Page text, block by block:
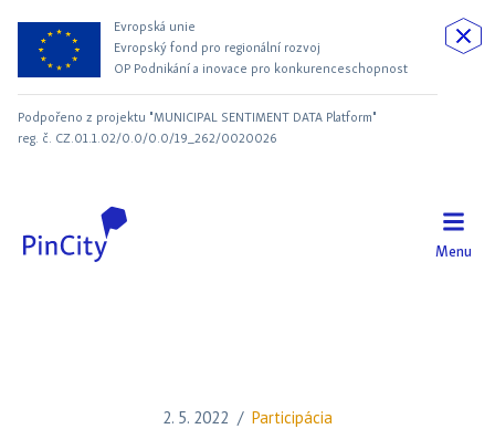
Evropská unie
Evropský fond pro regionální rozvoj
OP Podnikání a inovace pro konkurenceschopnost
Podpořeno z projektu "MUNICIPAL SENTIMENT DATA Platform"
reg. č. CZ.01.1.02/0.0/0.0/19_262/0020026
Menu
2. 5. 2022 / Participácia